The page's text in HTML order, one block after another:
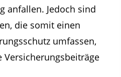
anfallen. Jedoch sind
die somit einen
umfassen,
Versicherungsbeiträge